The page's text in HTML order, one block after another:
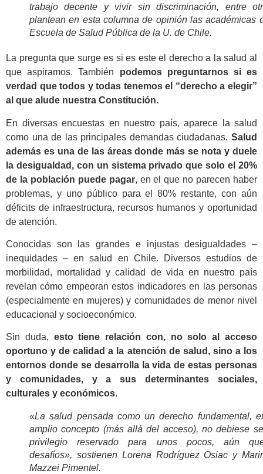
trabajo decente y vivir sin discriminación, entre
plantean en esta columna de opinión las académicas
Escuela de Salud Pública de la U. de Chile.
La pregunta que surge es si es este el derecho a la salud al
que aspiramos. También podemos preguntarnos si es
verdad que todos y todas tenemos el “derecho a elegir”
al que alude nuestra Constitución.
En diversas encuestas en nuestro país, aparece la salud
como una de las principales demandas ciudadanas. Salud
además es una de las áreas donde más se nota y duele
la desigualdad, con un sistema privado que solo el 20%
de la población puede pagar, en el que no parecen haber
problemas, y uno público para el 80% restante, con aún
déficits de infraestructura, recursos humanos y oportunidad
de atención.
Conocidas son las grandes e injustas desigualdades –
inequidades – en salud en Chile. Diversos estudios de
morbilidad, mortalidad y calidad de vida en nuestro país
revelan cómo empeoran estos indicadores en las personas
(especialmente en mujeres) y comunidades de menor nivel
educacional y socioeconómico.
Sin duda, esto tiene relación con, no solo al acceso
oportuno y de calidad a la atención de salud, sino a los
entornos donde se desarrolla la vida de estas personas
y comunidades, y a sus determinantes sociales,
culturales y económicos.
«La salud pensada como un derecho fundamental,
amplio concepto (más allá del acceso), no debiese
privilegio reservado para unos pocos, aún
desafíos», sostienen Lorena Rodríguez Osiac y
Mazzei Pimentel.